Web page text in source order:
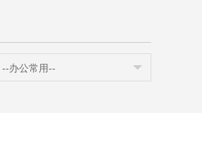
--办公常用--